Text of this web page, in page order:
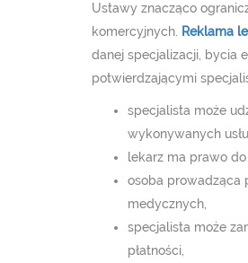
Ustawy znacząco
komercyjnych.
Reklama
danej specjalizacji, bycia
potwierdzającymi
specjalista może
wykonywanych
lekarz ma prawo
osoba prowadząca
medycznych,
specjalista może
płatności,